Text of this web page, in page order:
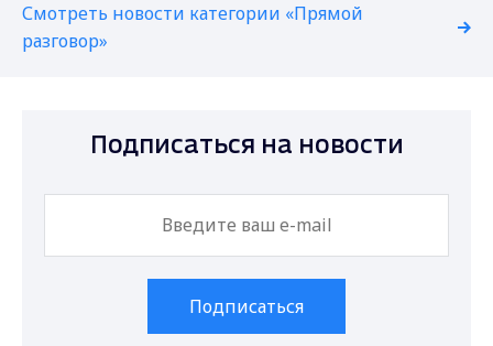
Смотреть новости категории «Прямой
разговор»
Подписаться на новости
Подписаться